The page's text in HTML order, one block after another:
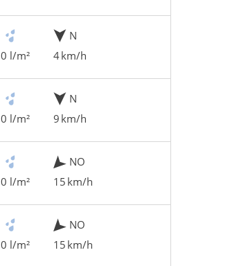
0 l/m²
N
4 km/h
0 l/m²
N
9 km/h
0 l/m²
NO
15 km/h
0 l/m²
NO
15 km/h